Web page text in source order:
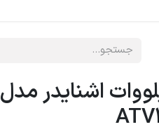
7.5 کیلووات اشنایدر مدل